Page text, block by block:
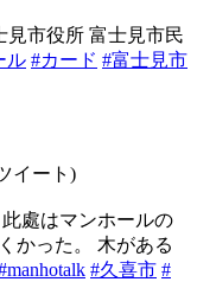
見市役所 富士見市民
ル #カード #富士見市
イート)
處はマンホールの
かった。 木がある
#久喜市 #